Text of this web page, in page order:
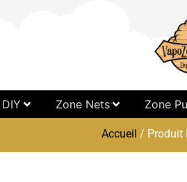
Zone Nets Zone
Accueil / Produit